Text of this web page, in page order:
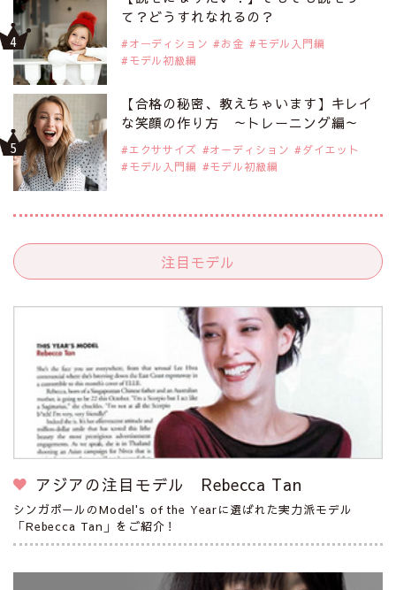
て？どうすれなれるの？
オーディション お金
モデル入門編
モデル初級編
【合格の秘密、教えちゃいます】キレイ
な笑顔の作り方 ～トレーニング編～
エクササイズ オーディション
ダイエット
モデル入門編
モデル初級編
注目モデル
アジアの注目モデル Rebecca Tan
シンガポールのModel's of the Yearに選ばれた実力派モデル
「Rebecca Tan」をご紹介！